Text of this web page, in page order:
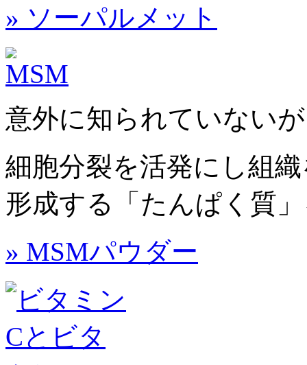
» ソーパルメット
意外に知られていない
細胞分裂を活発にし組
形成する「たんぱく質
» MSMパウダー